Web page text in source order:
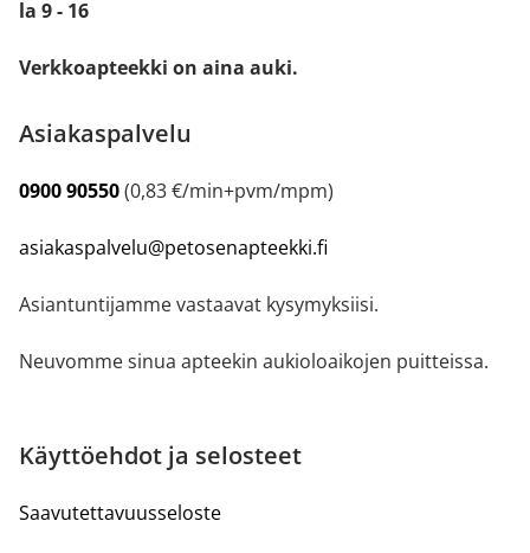
la 9 - 16
Verkkoapteekki on aina auki.
Asiakaspalvelu
0900 90550(0,83 €/min+pvm/mpm)
asiakaspalvelu@petosenapteekki.fi
Asiantuntijamme vastaavat kysymyksiisi.
Neuvomme sinua apteekin aukioloaikojen puitteissa.
Käyttöehdot ja selosteet
Saavutettavuusseloste